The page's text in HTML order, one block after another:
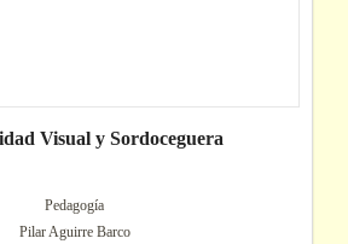
Visual y Sordoceguera
Pedagogía
Pilar Aguirre Barco